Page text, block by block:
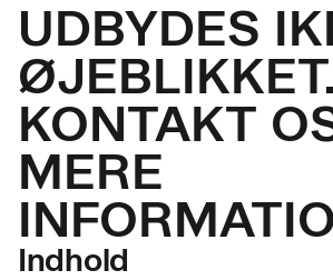
UDBYDES
ØJEBLIKKET.
KONTAKT
MERE
Indhold